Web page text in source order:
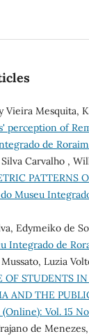
Vieira Mesquita,
perception of
de
Silva Carvalho ,
PATTERNS
Museu
Edymeiko de
Integrado de
Luzia
OF STUDENTS
AND THE
(Online): Vol. 15
de